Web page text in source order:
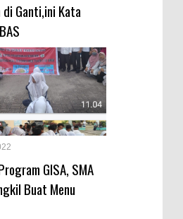
di Ganti,ini Kata
GISA, SMA
Buat Menu